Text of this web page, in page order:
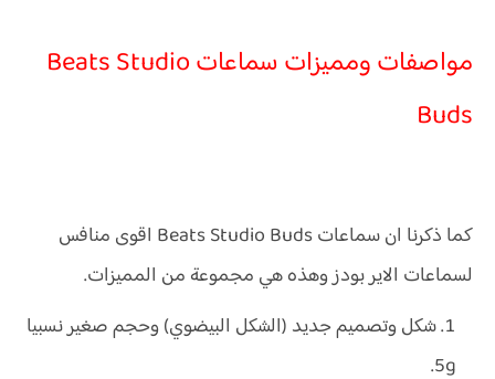
مواصفات ومميزات سماعات Beats Studio
Buds
كما ذكرنا ان سماعات Beats Studio Buds اقوى منافس
لسماعات الاير بودز وهذه هي مجموعة من المميزات.
شكل وتصميم جديد (الشكل البيضوي) وحجم صغير نسبيا
5g.